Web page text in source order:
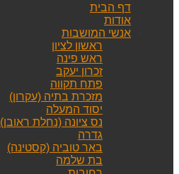
דף הבית
אודות
אנשי המושבות
ראשון לציון
ראש פינה
זכרון יעקב
פתח תקווה
מזכרת בתיה (עקרון)
יסוד המעלה
נס ציונה (נחלת ראובן)
גדרה
באר טוביה (קסטינה)
בת שלמה